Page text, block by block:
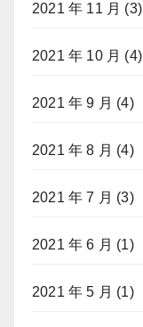
2021 年 11 月 (3)
2021 年 10 月 (4)
2021 年 9 月 (4)
2021 年 8 月 (4)
2021 年 7 月 (3)
2021 年 6 月 (1)
2021 年 5 月 (1)